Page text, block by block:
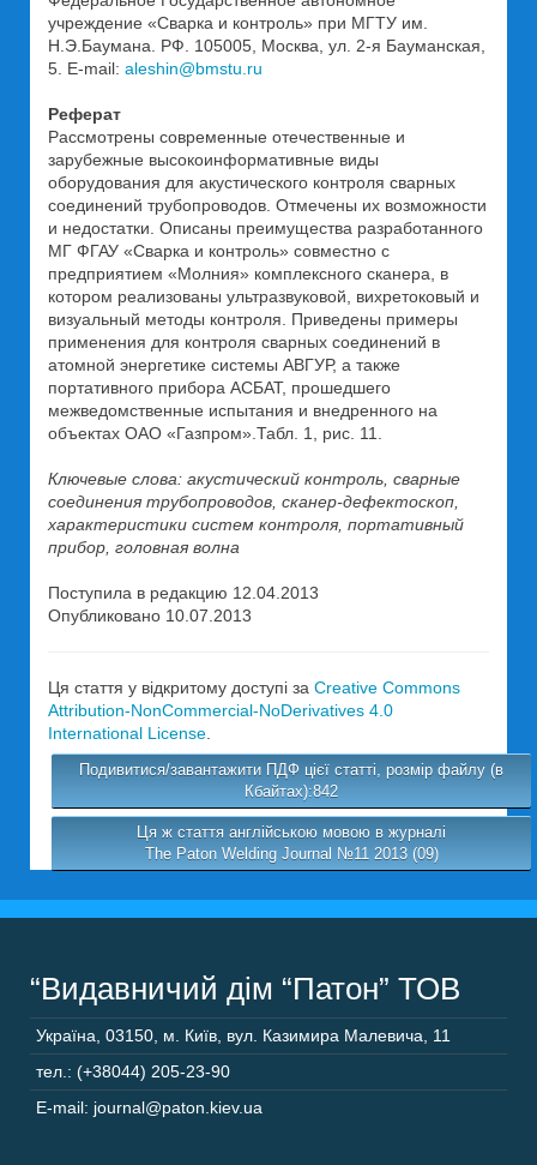
учреждение «Сварка и контроль» при МГТУ им.
Н.Э.Баумана. РФ. 105005, Москва, ул. 2-я Бауманская,
5. E-mail: aleshin@bmstu.ru
Реферат
Рассмотрены современные отечественные и
зарубежные высокоинформативные виды
оборудования для акустического контроля сварных
соединений трубопроводов. Отмечены их возможности
и недостатки. Описаны преимущества разработанного
МГ ФГАУ «Сварка и контроль» совместно с
предприятием «Молния» комплексного сканера, в
котором реализованы ультразвуковой, вихретоковый и
визуальный методы контроля. Приведены примеры
применения для контроля сварных соединений в
атомной энергетике системы АВГУР, а также
портативного прибора АСБАТ, прошедшего
межведомственные испытания и внедренного на
объектах ОАО «Газпром».Табл. 1, рис. 11.
Ключевые слова: акустический контроль, сварные
соединения трубопроводов, сканер-дефектоскоп,
характеристики систем контроля, портативный
прибор, головная волна
Поступила в редакцию 12.04.2013
Опубликовано 10.07.2013
Ця стаття у відкритому доступі за Creative Commons
Attribution-NonCommercial-NoDerivatives 4.0
International License
Подивитися/завантажити ПДФ цієї статті, розмір файлу (в
Кбайтах):842
Ця ж стаття англійською мовою в журналі
The Paton Welding Journal №11 2013 (09)
“Видавничий дім “Патон” ТОВ
Україна 03150 м. Київ, вул. Казимира Малевича, 11
тел.: (+38044) 205-23-90
E-mail: journal@paton.kiev.ua